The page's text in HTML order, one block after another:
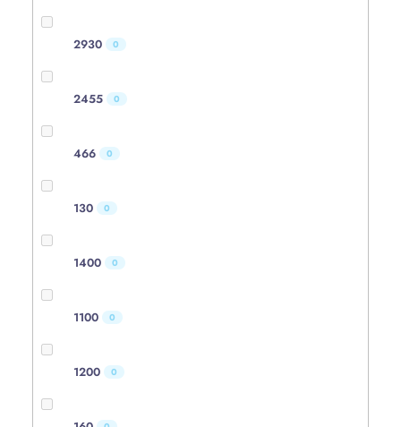
2930 0
2455 0
466 0
130 0
1400 0
1100 0
1200 0